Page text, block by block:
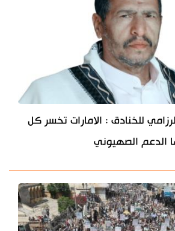
للخنادق : الامارات تخسر كل
الدعم الصهيوني